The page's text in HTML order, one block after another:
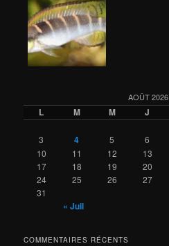
AOÛT 2026
L M M J
3
4 5 6
10
11 12 13
17
18 19 20
24
25 26 27
31
« Juil
COMMENTAIRES RÉCENTS